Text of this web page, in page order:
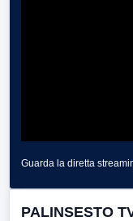
Guarda la diretta
PALINSESTO